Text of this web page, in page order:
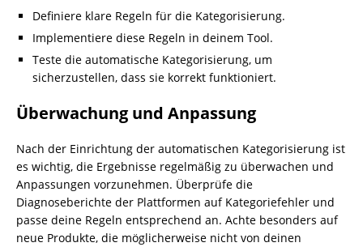
Definiere klare Regeln für die Kategorisierung.
Implementiere diese Regeln in deinem Tool.
Teste die automatische Kategorisierung, um
sicherzustellen, dass sie korrekt funktioniert.
Überwachung und Anpassung
Nach der Einrichtung der automatischen Kategorisierung ist
es wichtig, die Ergebnisse regelmäßig zu überwachen und
Anpassungen vorzunehmen. Überprüfe die
Diagnoseberichte der Plattformen auf Kategoriefehler und
passe deine Regeln entsprechend an. Achte besonders auf
neue Produkte, die möglicherweise nicht von deinen